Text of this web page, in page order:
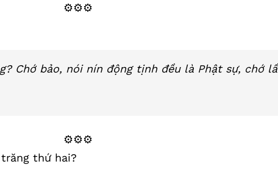
⚙️⚙️⚙️
Chớ bảo, nói nín động tịnh đều là Phật sự, chớ
⚙️⚙️⚙️
thứ hai?